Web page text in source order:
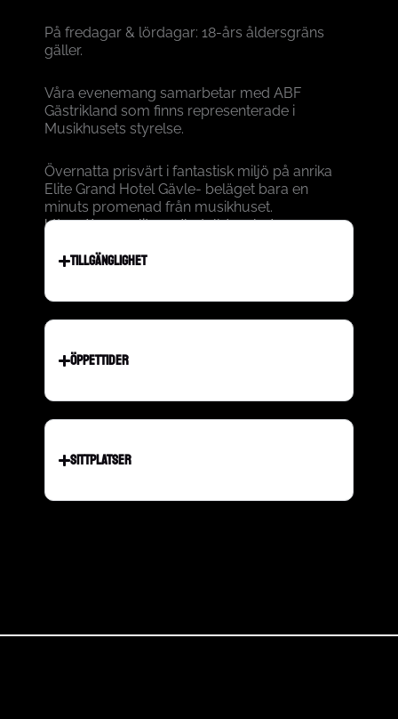
På fredagar & lördagar: 18-års åldersgräns
gäller.
Våra evenemang samarbetar med ABF
Gästrikland som finns representerade i
Musikhusets styrelse.
Övernatta prisvärt i fantastisk miljö på anrika
Elite Grand Hotel Gävle- beläget bara en
minuts promenad från musikhuset.
https://www.elite.se/hotell/gavle/
TILLGÄNGLIGHET
ÖPPETTIDER
SITTPLATSER